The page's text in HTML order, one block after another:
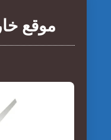
موقع